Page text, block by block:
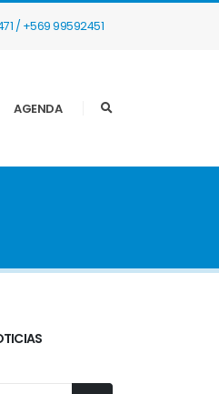
/ +569 99592451
AGENDA